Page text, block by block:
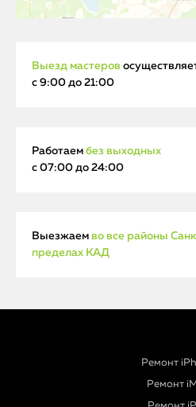
Выезд мастеров
с 9:00 до 21:00
Работаем без выходных
с 07:00 до 24:00
Выезжаем во все районы
пределах КАД
Ремонт
Ремонт